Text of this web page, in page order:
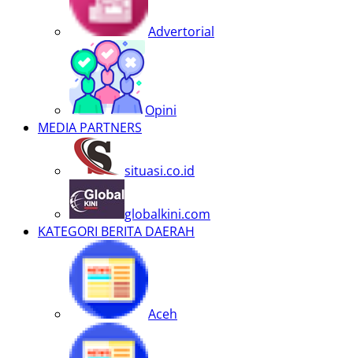
Advertorial
Opini
MEDIA PARTNERS
situasi.co.id
globalkini.com
KATEGORI BERITA DAERAH
Aceh